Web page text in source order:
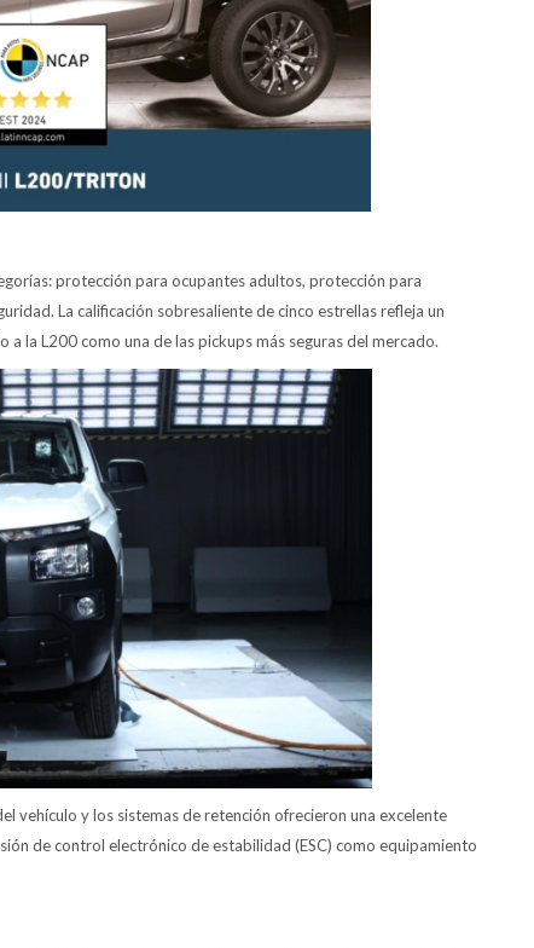
protección para ocupantes adultos, protección para
La calificación sobresaliente de cinco estrellas refleja un
la L200 como una de las pickups más seguras del mercado.
vehículo y los sistemas de retención ofrecieron una excelente
de control electrónico de estabilidad (ESC) como equipamiento